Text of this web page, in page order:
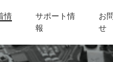
売
情
サポート情
報
お
せ